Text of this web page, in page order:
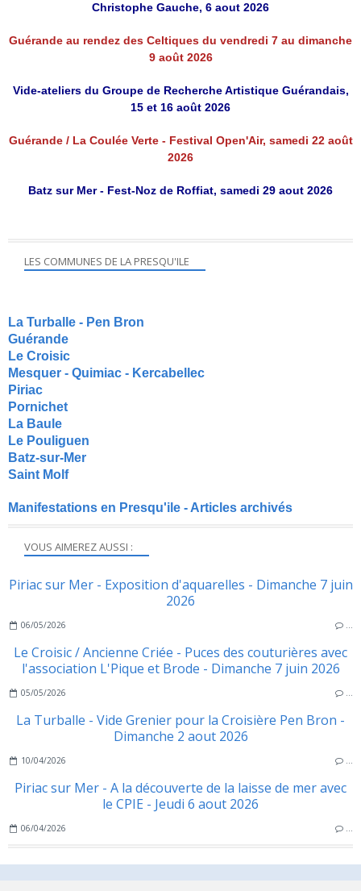
VOUS AIMEREZ AUSSI :
Piriac sur Mer - Exposition d'aquarelles - Dimanche 7 juin
2026
06/05/2026 …
Le Croisic / Ancienne Criée - Puces des couturières avec
l'association L'Pique et Brode - Dimanche 7 juin 2026
05/05/2026 …
La Turballe - Vide Grenier pour la Croisière Pen Bron -
Dimanche 2 aout 2026
10/04/2026 …
Piriac sur Mer - A la découverte de la laisse de mer avec
le CPIE - Jeudi 6 aout 2026
06/04/2026 …
Christophe Gauche, 6 aout 2026
Guérande au rendez des Celtiques du vendredi 7 au dimanche
9 août 2026
Vide-ateliers du Groupe de Recherche Artistique Guérandais,
15 et 16 août 2026
Guérande / La Coulée Verte - Festival Open'Air, samedi 22 août
2026
Batz sur Mer - Fest-Noz de Roffiat, samedi 29 aout 2026
LES COMMUNES DE LA PRESQU'ILE
La Turballe - Pen Bron
Guérande
Le Croisic
Mesquer - Quimiac - Kercabellec
Piriac
Pornichet
La Baule
Le Pouliguen
Batz-sur-Mer
Saint Molf
Manifestations en Presqu'ile - Articles archivés